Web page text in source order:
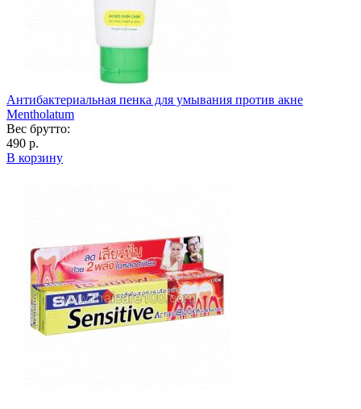
Антибактериальная пенка для умывания против акне
Mentholatum
Вес брутто:
490 р.
В корзину